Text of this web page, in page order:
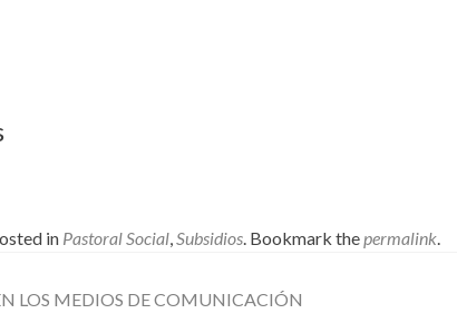
in Pastoral Social,Subsidios. Bookmark thepermalink.
LOS MEDIOS DE COMUNICACIÓN